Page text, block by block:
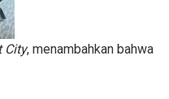
City, menambahkan bahwa